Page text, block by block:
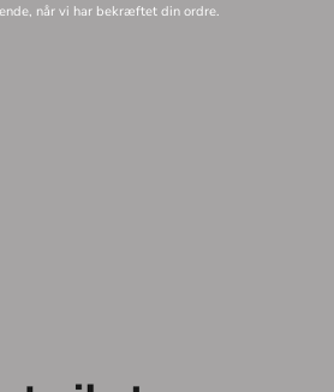
når vi har bekræftet din ordre.